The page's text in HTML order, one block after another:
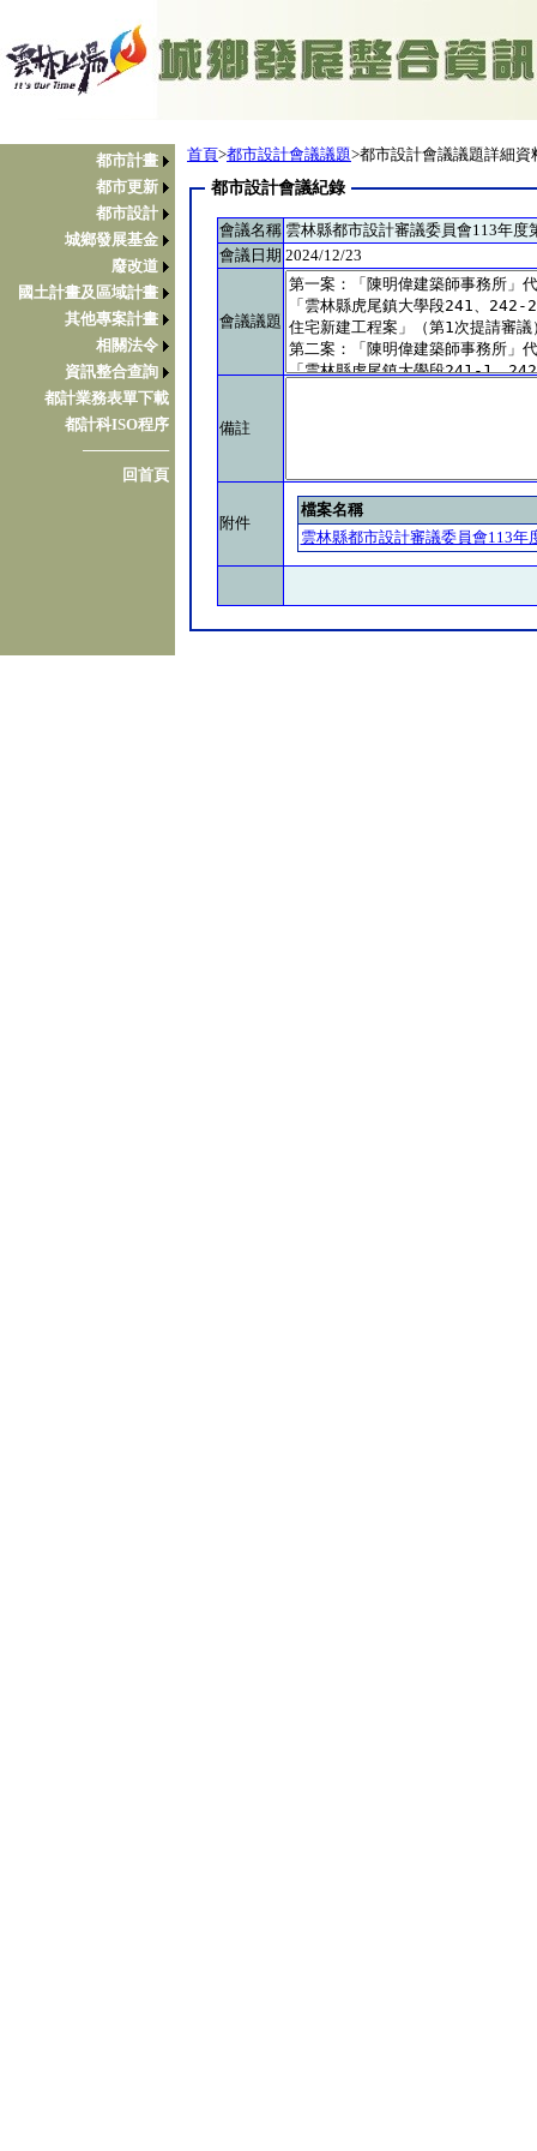
都市計畫
都市更新
都市設計
城鄉發展基金
廢改道
國土計畫及區域計畫
其他專案計畫
相關法令
資訊整合查詢
都計業務表單下載
都計科ISO程序
────────
回首頁
首頁>都市設計會議議題>都市設計會議議題詳細資
都市設計會議紀錄
會議名稱 雲林縣都市設計審議委員會113年度
會議日期 2024/12/23
會議議題
備註
附件
檔案名稱
雲林縣都市設計審議委員會113年